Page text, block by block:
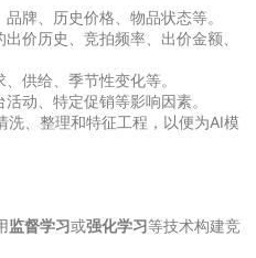
品牌、历史价格、物品状态等。
出价历史、竞拍频率、出价金额、
供给、季节性变化等。
活动、特定促销等影响因素。
、整理和特征工程，以便为AI模
监督学习或强化学习等技术构建竞